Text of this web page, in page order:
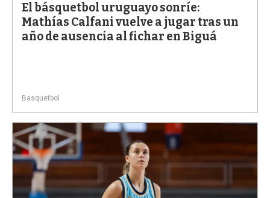
El básquetbol uruguayo sonríe:
Mathías Calfani vuelve a jugar tras un
año de ausencia al fichar en Biguá
Basquetbol